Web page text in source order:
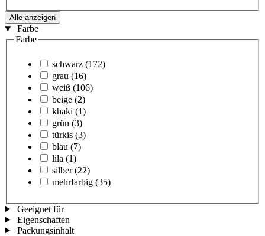
Alle anzeigen
Farbe
Farbe
schwarz (172)
grau (16)
weiß (106)
beige (2)
khaki (1)
grün (3)
türkis (3)
blau (7)
lila (1)
silber (22)
mehrfarbig (35)
Geeignet für
Eigenschaften
Packungsinhalt